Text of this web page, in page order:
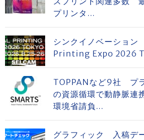
プリンタ...
シンクイノベーショ
Printing Expo 2026
TOPPANなど9社 プ
の資源循環で動静脈連
環境省請負...
グラフィック 入稿デ